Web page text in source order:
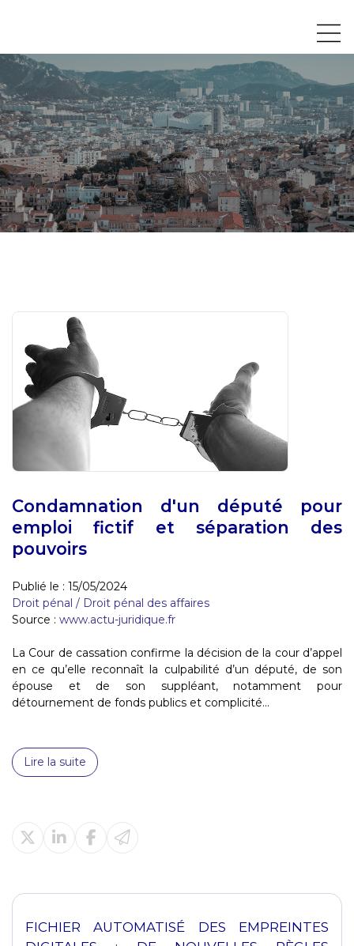
Condamnation d'un député pour
emploi fictif et séparation des
pouvoirs
Publié le : 15/05/2024
Droit pénal / Droit pénal des affaires
Source : www.actu-juridique.fr
La Cour de cassation confirme la décision de la cour d’appel
en ce qu’elle reconnaît la culpabilité d’un député, de son
épouse et de son suppléant, notamment pour
détournement de fonds publics et complicité...
Lire la suite
FICHIER AUTOMATISÉ DES EMPREINTES